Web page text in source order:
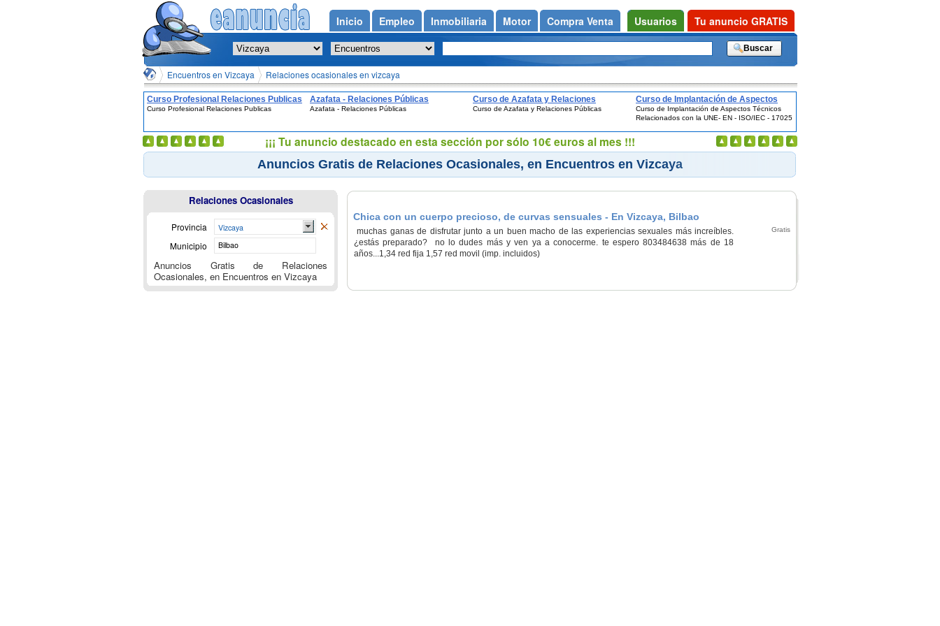
Encuentros en Vizcaya Relaciones ocasionales en vizcaya
Curso Profesional Relaciones Publicas
Curso Profesional Relaciones Publicas
Azafata - Relaciones Públicas
Azafata - Relaciones Públicas
Curso de Azafata y Relaciones
Públicas
Curso de Azafata y Relaciones Públicas
Curso de Implantación de Aspectos
Técnicos Relacionados con la UNE- EN
- ISO/IEC - 17025
Curso de Implantación de Aspectos Técnicos
Relacionados con la UNE- EN - ISO/IEC - 17025
Anuncios Gratis de Relaciones Ocasionales, en Encuentros en Vizcaya
Chica con un cuerpo precioso, de curvas sensuales - En Vizcaya, Bilbao
muchas ganas de disfrutar junto a un buen macho de las experiencias sexuales más increíbles.
¿estás preparado? no lo dudes más y ven ya a conocerme. te espero 803484638 más de 18
años...1,34 red fija 1,57 red movil (imp. incluidos)
Gratis
Relaciones Ocasionales
Provincia Vizcaya
Municipio Bilbao
Anuncios Gratis de Relaciones
Ocasionales, en Encuentros en Vizcaya
Inicio Empleo Inmobiliaria Motor Compra Venta Usuarios Tu anuncio GRATIS
¡¡¡ Tu anuncio destacado en esta sección por sólo 10€ euros al mes !!!